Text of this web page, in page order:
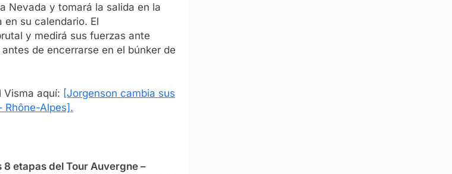
Nevada y tomará la salida en la
su calendario. El
y medirá sus fuerzas ante
de encerrarse en el búnker de
aquí: [Jorgenson cambia sus
Rhône-Alpes].
8 etapas del Tour Auvergne –